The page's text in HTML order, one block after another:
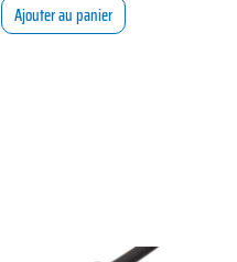
Ajouter au panier